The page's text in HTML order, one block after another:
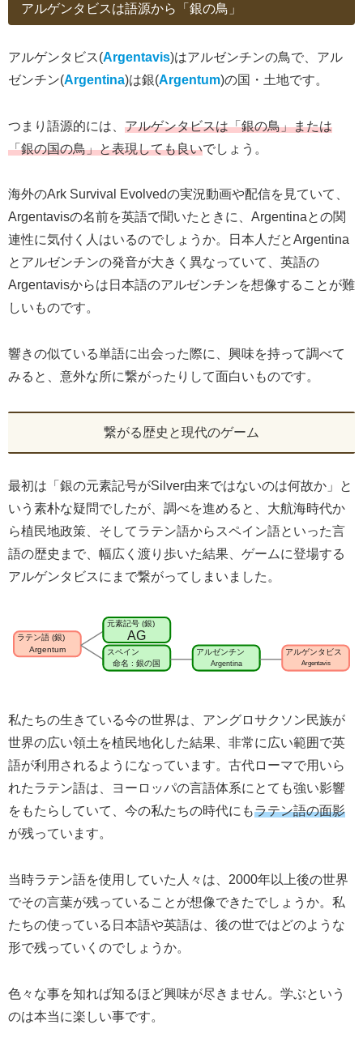
アルゲンタビスは語源から「銀の鳥」
アルゲンタビス(Argentavis)はアルゼンチンの鳥で、アル
ゼンチン(Argentina)は銀(Argentum)の国・土地です。
つまり語源的には、 アルゲンタビスは「銀の鳥」または
「銀の国の鳥」と表現しても良いでしょう。
海外のArk Survival Evolvedの実況動画や配信を見ていて、
Argentavisの名前を英語で聞いたときに、Argentinaとの関
連性に気付く人はいるのでしょうか。日本人だとArgentina
とアルゼンチンの発音が大きく異なっていて、英語の
Argentavisからは日本語のアルゼンチンを想像することが難
しいものです。
響きの似ている単語に出会った際に、興味を持って調べて
みると、意外な所に繋がったりして面白いものです。
繋がる歴史と現代のゲーム
最初は「銀の元素記号がSilver由来ではないのは何故か」と
いう素朴な疑問でしたが、調べを進めると、大航海時代か
ら植民地政策、そしてラテン語からスペイン語といった言
語の歴史まで、幅広く渡り歩いた結果、ゲームに登場する
アルゲンタビスにまで繋がってしまいました。
Argentum
ラテン語 (銀) AG
元素記号 (銀)
命名 : 銀の国
スペイン
Argentina
アルゼンチン
Argentavis
アルゲンタビス
私たちの生きている今の世界は、アングロサクソン民族が
世界の広い領土を植民地化した結果、非常に広い範囲で英
語が利用されるようになっています。古代ローマで用いら
れたラテン語は、ヨーロッパの言語体系にとても強い影響
をもたらしていて、今の私たちの時代にもラテン語の面影
が残っています。
当時ラテン語を使用していた人々は、2000年以上後の世界
でその言葉が残っていることが想像できたでしょうか。私
たちの使っている日本語や英語は、後の世ではどのような
形で残っていくのでしょうか。
色々な事を知れば知るほど興味が尽きません。学ぶという
のは本当に楽しい事です。